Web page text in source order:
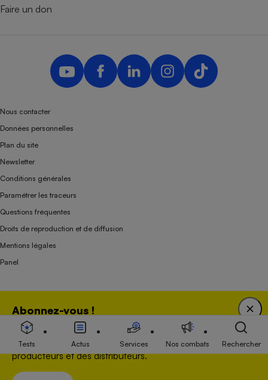
Abonnez-vous !
Bénéficiez d'une expertise unique tout en soutenant
une association 100 % indépendante de l'Etat, des
producteurs et des distributeurs.
Faire un don
Nous contacter
Données personnelles
Plan du site
Newsletter
Conditions générales
Paramétrer les traceurs
Questions fréquentes
Droits de reproduction et de diffusion
Mentions légales
Panel
Association indépendante de l’État, des syndicats, des producteurs et des
distributeurs depuis 1951.
Tests Actus Services Nos combats Rechercher